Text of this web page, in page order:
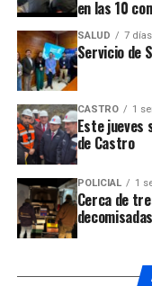
La documentación
marítimos, sísmicos,
socavación, entre
ARTÍCULOS
UP NEXT
Joven de 20 años
Quinchao
NO TE PIERDAS
Este jueves quedó
Huelden – San
en las 10
SALUD 7
Servicio de
CASTRO 1
Este jueves
de Castro
POLICIAL 1
Cerca de